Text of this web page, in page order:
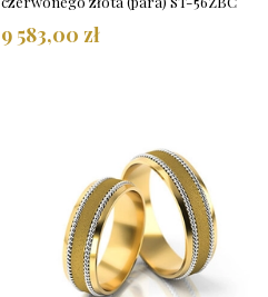
9 583,00 zł